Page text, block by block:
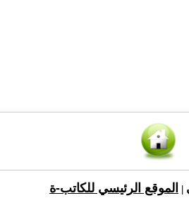
الموقع الرئيسي للكاتب-ة